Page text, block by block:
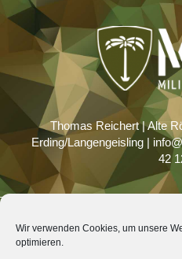
Wir verwenden Cookies, um unsere
optimieren.
Thomas Reichert | Alte
Erding/Langengeisling |
42
Impressum